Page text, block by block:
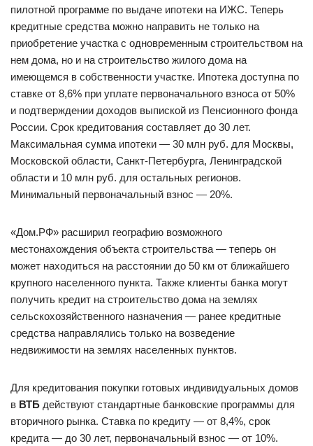
пилотной программе по выдаче ипотеки на ИЖС. Теперь
кредитные средства можно направить не только на
приобретение участка с одновременным строительством на
нем дома, но и на строительство жилого дома на
имеющемся в собственности участке. Ипотека доступна по
ставке от 8,6% при уплате первоначального взноса от 50%
и подтверждении доходов выпиской из Пенсионного фонда
России. Срок кредитования составляет до 30 лет.
Максимальная сумма ипотеки — 30 млн руб. для Москвы,
Московской области, Санкт-Петербурга, Ленинградской
области и 10 млн руб. для остальных регионов.
Минимальный первоначальный взнос — 20%.
«Дом.РФ» расширил географию возможного
местонахождения объекта строительства — теперь он
может находиться на расстоянии до 50 км от ближайшего
крупного населенного пункта. Также клиенты банка могут
получить кредит на строительство дома на землях
сельскохозяйственного назначения — ранее кредитные
средства направлялись только на возведение
недвижимости на землях населенных пунктов.
Для кредитования покупки готовых индивидуальных домов
в ВТБ действуют стандартные банковские программы для
вторичного рынка. Ставка по кредиту — от 8,4%, срок
кредита — до 30 лет, первоначальный взнос — от 10%.